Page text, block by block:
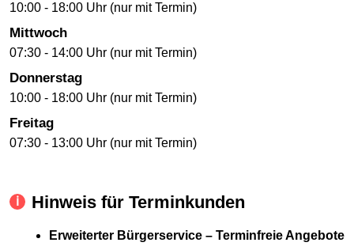
10:00 - 18:00 Uhr (nur mit Termin)
Mittwoch
07:30 - 14:00 Uhr (nur mit Termin)
Donnerstag
10:00 - 18:00 Uhr (nur mit Termin)
Freitag
07:30 - 13:00 Uhr (nur mit Termin)
Hinweis für Terminkunden
Erweiterter Bürgerservice – Terminfreie Angebote